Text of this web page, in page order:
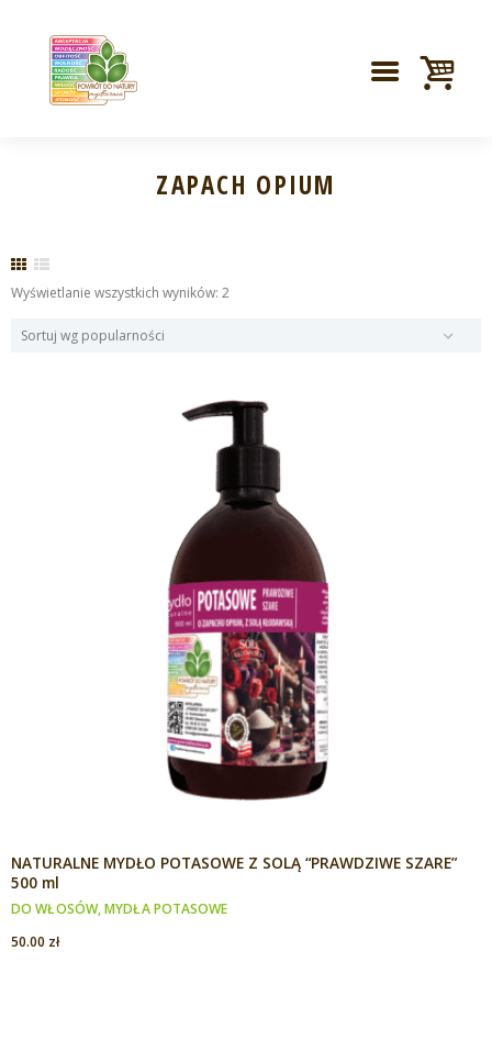
ZAPACH OPIUM
Wyświetlanie wszystkich wyników: 2
NATURALNE MYDŁO POTASOWE Z SOLĄ “PRAWDZIWE SZARE”
500 ml
DO WŁOSÓW,MYDŁA POTASOWE
50.00 zł